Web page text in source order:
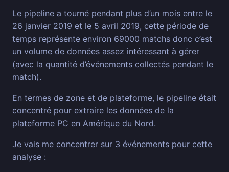
Le pipeline a tourné pendant plus d’un mois entre le
26 janvier 2019 et le 5 avril 2019, cette période de
temps représente environ 69000 matchs donc c’est
un volume de données assez intéressant à gérer
(avec la quantité d’événements collectés pendant le
match).
En termes de zone et de plateforme, le pipeline était
concentré pour extraire les données de la
plateforme PC en Amérique du Nord.
Je vais me concentrer sur 3 événements pour cette
analyse :